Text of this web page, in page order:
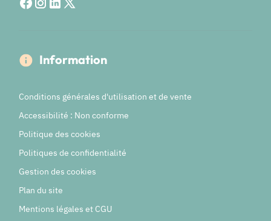
Information
Conditions générales d'utilisation et de vente
Accessibilité : Non conforme
Politique des cookies
Politiques de confidentialité
Gestion des cookies
Plan du site
Mentions légales et CGU